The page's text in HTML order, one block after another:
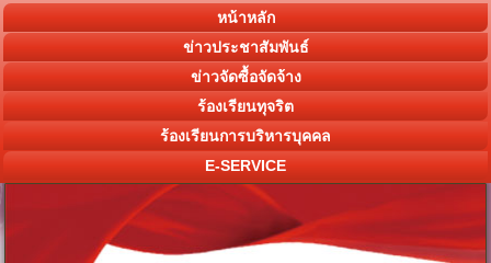
หน้าหลัก
ข่าวประชาสัมพันธ์
ข่าวจัดซื้อจัดจ้าง
ร้องเรียนทุจริต
ร้องเรียนการบริหารบุคคล
E-SERVICE